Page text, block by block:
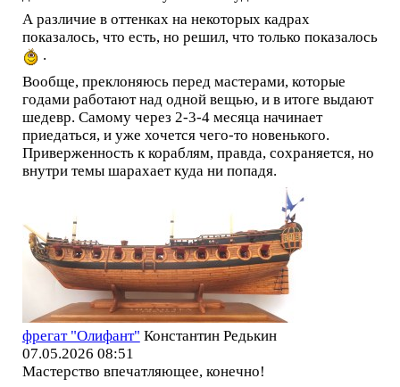
А различие в оттенках на некоторых кадрах
показалось, что есть, но решил, что только показалось
.
Вообще, преклоняюсь перед мастерами, которые
годами работают над одной вещью, и в итоге выдают
шедевр. Самому через 2-3-4 месяца начинает
приедаться, и уже хочется чего-то новенького.
Приверженность к кораблям, правда, сохраняется, но
внутри темы шарахает куда ни попадя.
фрегат "Олифант" Константин Редькин
07.05.2026 08:51
Мастерство впечатляющее, конечно!